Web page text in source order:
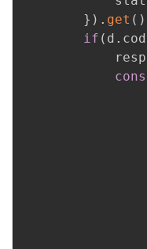
} ) . get ( )
if ( d .